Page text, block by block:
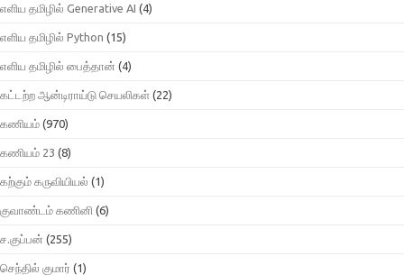
எளிய தமிழில் Generative AI (4)
எளிய தமிழில் Python (15)
எளிய தமிழில் பைத்தான் (4)
கட்டற்ற ஆன்டிராய்டு செயலிகள் (22)
கணியம் (970)
கணியம் 23 (8)
கற்கும் கருவியியல் (1)
குவாண்டம் கணினி (6)
ச.குப்பன் (255)
செந்தில் குமார் (1)